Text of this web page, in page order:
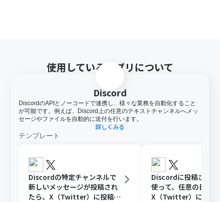
使用しているアプリについて
Discord
DiscordのAPIとノーコードで連携し、様々な業務を自動化すること
が可能です。例えば、Discord上の任意のテキストチャンネルへメッ
セージやファイルを自動的に送付を行います。
詳しくみる
テンプレート
Discordの特定チャンネルで
新しいメッセージが投稿され
たら、X（Twitter）に投稿す
Discordに投稿され
使って、任意の日時に
X（Twitter）に投稿